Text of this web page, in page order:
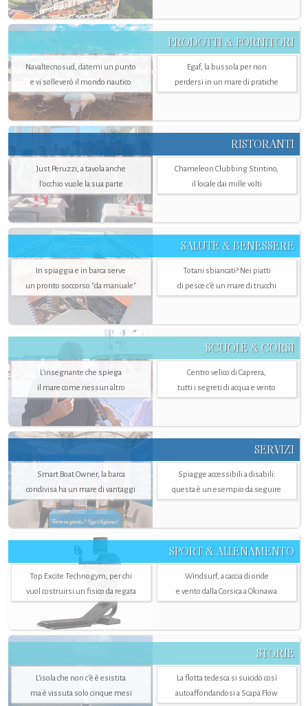
PRODOTTI & FORNITORI
Navaltecnosud, datemi un punto
e vi solleverò il mondo nautico
Egaf, la bussola per non
perdersi in un mare di pratiche
RISTORANTI
Just Peruzzi, a tavola anche
l’occhio vuole la sua parte
Chameleon Clubbing Stintino,
il locale dai mille volti
SALUTE & BENESSERE
In spiaggia e in barca serve
un pronto soccorso "da manuale"
Totani sbiancati? Nei piatti
di pesce c'è un mare di trucchi
SCUOLE & CORSI
L'insegnante che spiega
il mare come nessun altro
Centro velico di Caprera,
tutti i segreti di acqua e vento
SERVIZI
Smart Boat Owner, la barca
condivisa ha un mare di vantaggi
Spiagge accessibili a disabili:
questa è un esempio da seguire
SPORT & ALLENAMENTO
Top Excite Technogym, per chi
vuol costruirsi un fisico da regata
Windsurf, a caccia di onde
e vento dalla Corsica a Okinawa
STORIE
L’isola che non c'è è esistita
ma è vissuta solo cinque mesi
La flotta tedesca si suicidò così
autoaffondandosi a Scapa Flow